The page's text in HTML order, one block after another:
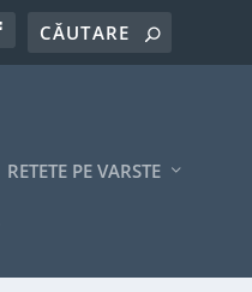
RETETE PE VARSTE